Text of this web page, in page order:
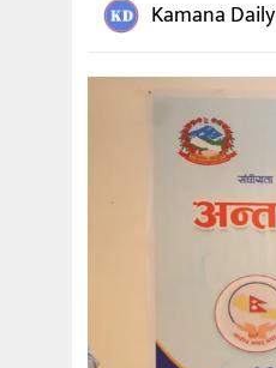
Kamana Daily